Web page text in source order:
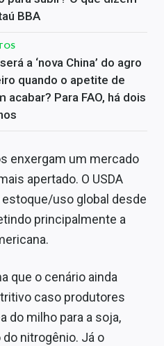
BBA
a ‘nova China’ do agro
quando o apetite de
acabar? Para FAO, há dois
enxergam um mercado
apertado. O USDA
uso global desde
principalmente a
que o cenário ainda
caso produtores
do milho para a soja,
nitrogênio. Já o